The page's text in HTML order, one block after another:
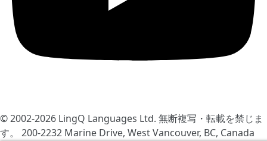
© 2002-2026 LingQ Languages Ltd. 無断複写・転載を禁じま
す。 200-2232 Marine Drive, West Vancouver, BC, Canada